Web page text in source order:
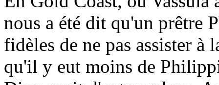
nous a été dit qu'un prêtre
fidèles de ne pas assister à
qu'il y eut moins de